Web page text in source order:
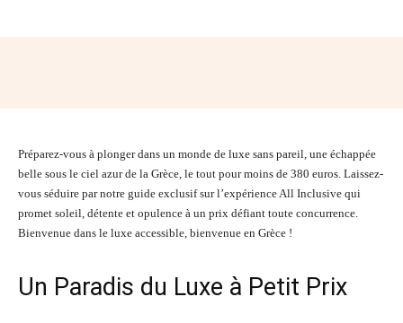
Préparez-vous à plonger dans un monde de luxe sans pareil, une échappée
belle sous le ciel azur de la Grèce, le tout pour moins de 380 euros. Laissez-
vous séduire par notre guide exclusif sur l’expérience All Inclusive qui
promet soleil, détente et opulence à un prix défiant toute concurrence.
Bienvenue dans le luxe accessible, bienvenue en Grèce !
Un Paradis du Luxe à Petit Prix